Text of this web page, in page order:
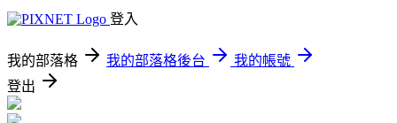
登入
我的部落格 我的部落格後台
我的帳號
登出